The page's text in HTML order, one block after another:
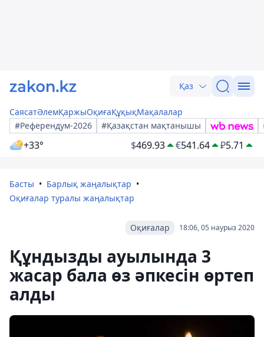
Қаз
СаясатӘлемҚаржыОқиғаҚұқықМақалалар
#Референдум-2026
#Қазақстан мақтанышы
+33° $469.93 €541.64 ₽5.71
Басты
Барлық жаңалықтар
Оқиғалар туралы жаңалықтар
18:06, 05 наурыз 2020
Оқиғалар
Құндызды ауылында 3
жасар бала өз әпкесін өртеп
алды